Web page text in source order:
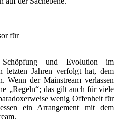
für
und Evolution im
letzten Jahren verfolgt hat, dem
Wenn der Mainstream verlassen
„Regeln“; das gilt auch für viele
wenig Offenheit für
ein Arrangement mit dem